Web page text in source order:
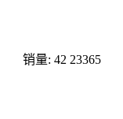
销量: 42 23365